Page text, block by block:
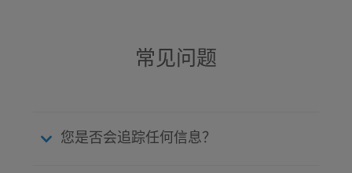
常见问题
您是否会追踪任何信息？